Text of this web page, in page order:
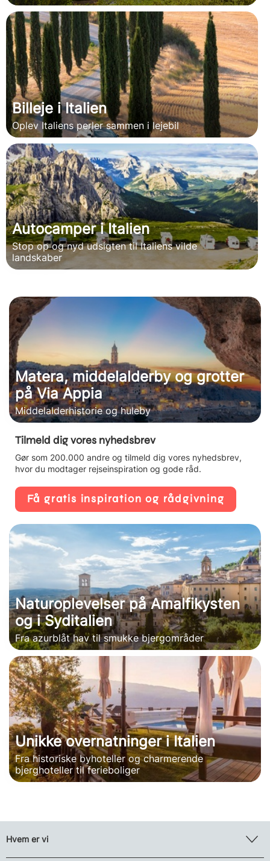
Billeje i Italien
Oplev Italiens perler sammen i lejebil
Autocamper i Italien
Stop op og nyd udsigten til Italiens vilde
landskaber
Matera, middelalderby og grotter
på Via Appia
Middelalderhistorie og huleby
Tilmeld dig vores nyhedsbrev
Gør som 200.000 andre og tilmeld dig vores nyhedsbrev,
hvor du modtager rejseinspiration og gode råd.
Få gratis inspiration og rådgivning
Naturoplevelser på Amalfikysten
og i Syditalien
Fra azurblåt hav til smukke bjergområder
Unikke overnatninger i Italien
Fra historiske byhoteller og charmerende
bjerghoteller til ferieboliger
Hvem er vi